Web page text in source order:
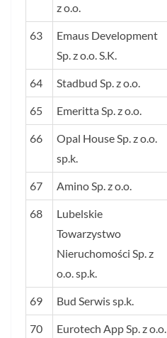
z o.o.
63
Emaus Development
Sp. z o.o. S.K.
64 Stadbud Sp. z o.o.
65 Emeritta Sp. z o.o.
66
Opal House Sp. z o.o.
sp.k.
67 Amino Sp. z o.o.
68
Lubelskie
Towarzystwo
Nieruchomości Sp. z
o.o. sp.k.
69 Bud Serwis sp.k.
70
Eurotech App Sp. z o.o.